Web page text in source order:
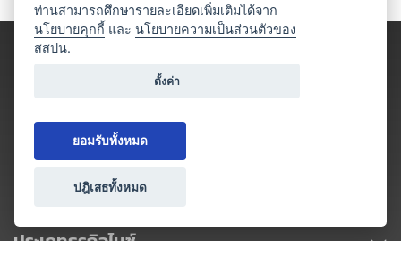
ประเภทธุรกิจไมซ์
ท่านสามารถศึกษารายละเอียดเพิ่มเติมได้จาก
นโยบายคุกกี้ และนโยบายความเป็นส่วนตัวของ
สสปน.
ตั้งค่า
ยอมรับทั้งหมด
ปฎิเสธทั้งหมด